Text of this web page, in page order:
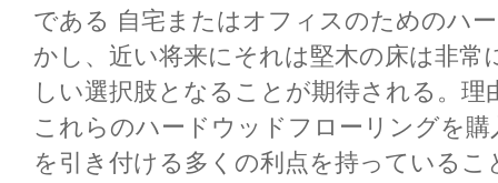
である 自宅またはオフィスのためのハ
かし、近い将来にそれは堅木の床は非常
しい選択肢となることが期待される。
これらのハードウッドフローリングを
を引き付ける多くの利点を持っている